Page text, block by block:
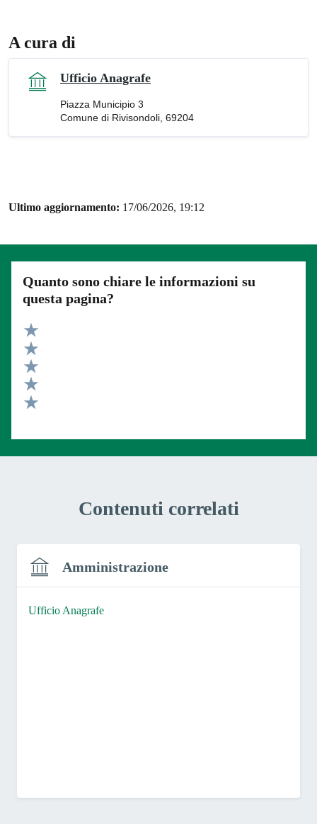
A cura di
Ufficio Anagrafe
Piazza Municipio 3
Comune di Rivisondoli, 69204
Ultimo aggiornamento: 17/06/2026, 19:12
Quanto sono chiare le informazioni su
questa pagina?
Valuta 5 stelle su 5
Valuta 4 stelle su 5
Valuta 3 stelle su 5
Valuta 2 stelle su 5
Contenuti correlati
Amministrazione
Ufficio Anagrafe